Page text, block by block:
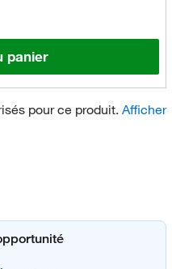
panier
pour ce produit. Afficher